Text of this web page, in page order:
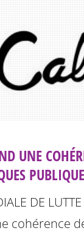
UNE
DE
cohérence